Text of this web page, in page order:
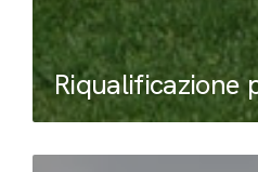
Riqualificazione